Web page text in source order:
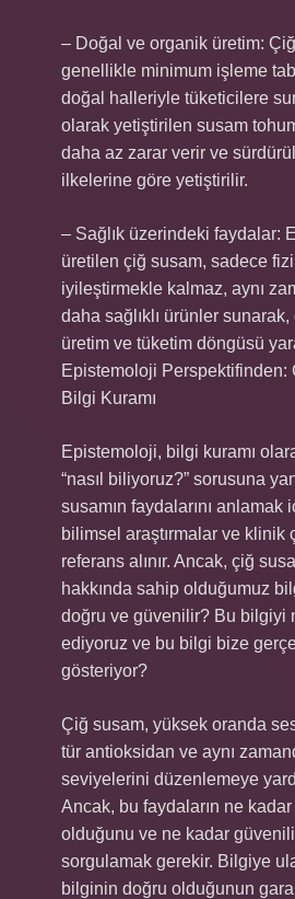
– Doğal ve organik üretim:
genellikle minimum işleme
doğal halleriyle tüketicilere
olarak yetiştirilen susam
daha az zarar verir ve
ilkelerine göre yetiştirilir.
– Sağlık üzerindeki faydalar:
üretilen çiğ susam, sadece
iyileştirmekle kalmaz, aynı
daha sağlıklı ürünler
üretim ve tüketim döngüsü
Epistemoloji Perspektifinden:
Bilgi Kuramı
Epistemoloji, bilgi kuramı
“nasıl biliyoruz?” sorusuna
susamın faydalarını
bilimsel araştırmalar ve klinik
referans alınır. Ancak, çiğ
hakkında sahip olduğumuz
doğru ve güvenilir? Bu bilgiyi
ediyoruz ve bu bilgi bize
gösteriyor?
Çiğ susam, yüksek oranda
tür antioksidan ve aynı
seviyelerini düzenlemeye
Ancak, bu faydaların ne
olduğunu ve ne kadar
sorgulamak gerekir. Bilgiye
bilginin doğru olduğunun